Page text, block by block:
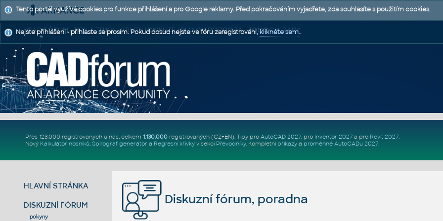
CAD FÓRUM - TIPY A TRIKY | UTILITY | DISKUZE | BLOKY | PODPORA | POMOC A RADY
Přes 123.000 registrovaných u nás, celkem 1.130.000registrovaných (CZ+EN). Tipy pro AutoCAD 2027, pro Inventor 2027a pro Revit 2027.
Nový Kalkulátor nosníků, Spirograf generátor a Regresní křivkyv sekci Převodníky. Kompletní příkazya proměnné AutoCADu 2027.
HLAVNÍ STRÁNKA
DISKUZNÍ FÓRUM
pokyny
Diskuzní fórum, poradna
Tento portál využívá cookies pro funkce přihlášení a pro Google reklamy. Před pokračováním vyjadřete, zda souhlasíte s použitím cookies.
Nejste přihlášeni - přihlaste se prosím. Pokud dosud nejste ve fóru zaregistrováni,klikněte sem..